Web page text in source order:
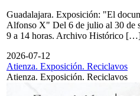
Guadalajara. Exposición: "El
Alfonso X" Del 6 de julio al 30 de
9 a 14 horas. Archivo Histórico
2026-07-12
Atienza. Exposición. Reciclavos
Atienza. Exposición. Reciclavos